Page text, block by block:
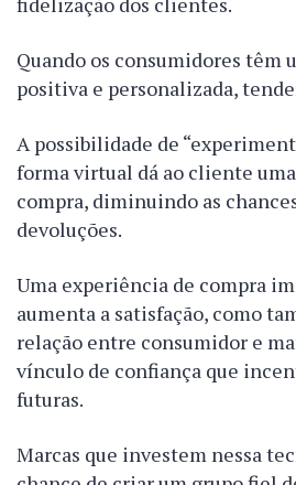
Quando os consumidores têm
positiva e personalizada,
A possibilidade de
forma virtual dá ao cliente
compra, diminuindo as
devoluções.
Uma experiência de compra
aumenta a satisfação, como
relação entre consumidor e
vínculo de confiança que
futuras.
Marcas que investem nessa